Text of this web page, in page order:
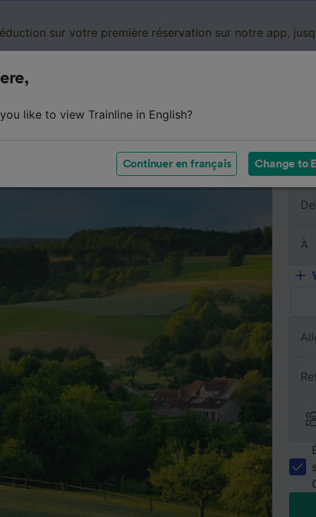
sur votre première réservation sur notre app,
De
À
like to view Trainline in English?
Continuer en français Change to